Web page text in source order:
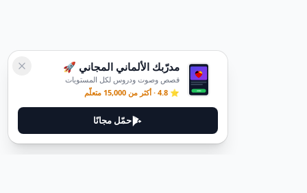
مدرّبك الألماني المجاني 🚀
قصص وصوت ودروس لكل المستويات
⭐ 4.8 · أكثر من 15,000 متعلّم
حمّل مجانًا